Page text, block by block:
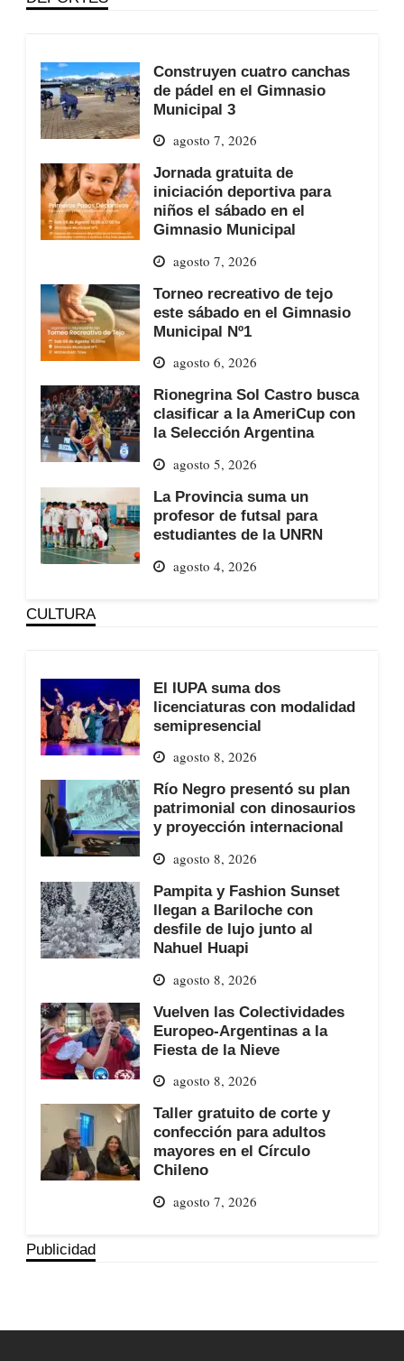
Construyen cuatro canchas
de pádel en el Gimnasio
Municipal 3
agosto 7, 2026
Jornada gratuita de
iniciación deportiva para
niños el sábado en el
Gimnasio Municipal
agosto 7, 2026
Torneo recreativo de tejo
este sábado en el Gimnasio
Municipal Nº1
agosto 6, 2026
Rionegrina Sol Castro busca
clasificar a la AmeriCup con
la Selección Argentina
agosto 5, 2026
La Provincia suma un
profesor de futsal para
estudiantes de la UNRN
agosto 4, 2026
CULTURA
El IUPA suma dos
licenciaturas con modalidad
semipresencial
agosto 8, 2026
Río Negro presentó su plan
patrimonial con dinosaurios
y proyección internacional
agosto 8, 2026
Pampita y Fashion Sunset
llegan a Bariloche con
desfile de lujo junto al
Nahuel Huapi
agosto 8, 2026
Vuelven las Colectividades
Europeo-Argentinas a la
Fiesta de la Nieve
agosto 8, 2026
Taller gratuito de corte y
confección para adultos
mayores en el Círculo
Chileno
agosto 7, 2026
Publicidad